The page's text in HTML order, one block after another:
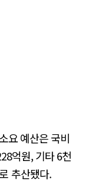
요 예산은 국비
억원, 기타 6천
추산됐다.